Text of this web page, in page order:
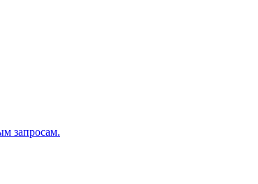
запросам.